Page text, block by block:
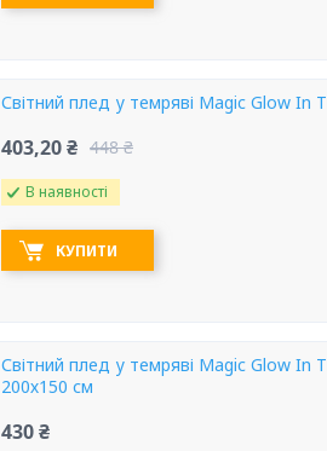
Світний плед у темряві Magic Glow In
403,20 ₴ 448 ₴
В наявності
КУПИТИ
Світний плед у темряві Magic Glow In
200х150 см
430 ₴